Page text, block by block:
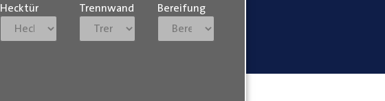
Hecktür Trennwand Bereifung